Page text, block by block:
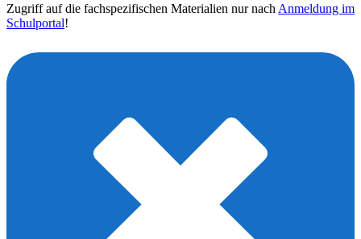
Zugriff auf die fachspezifischen Materialien nur nach Anmeldung im
Schulportal!